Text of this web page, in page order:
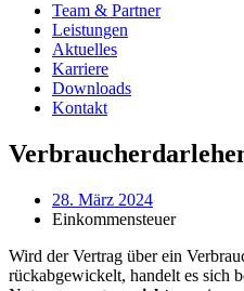
Team & Partner
Leistungen
Aktuelles
Karriere
Downloads
Kontakt
28. März 2024
Einkommensteuer
Wird der Vertrag über ein
rückabgewickelt, handelt es sich